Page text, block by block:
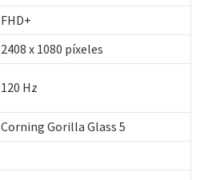
FHD+
2408 x 1080 píxeles
120 Hz
Corning Gorilla Glass 5